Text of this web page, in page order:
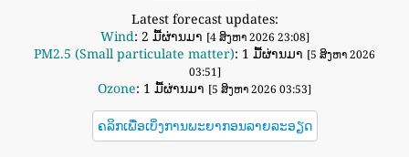
Latest forecast updates:
Wind: 2 ມື້ຜ່ານມາ [4 ສິງຫາ 2026 23:08]
PM2.5 (Small particulate matter): 1 ມື້ຜ່ານມາ [5 ສິງຫາ 2026
03:51]
Ozone: 1 ມື້ຜ່ານມາ [5 ສິງຫາ 2026 03:53]
ຄລິກເພື່ອເບິ່ງການພະຍາກອນລາຍລະອຽດ